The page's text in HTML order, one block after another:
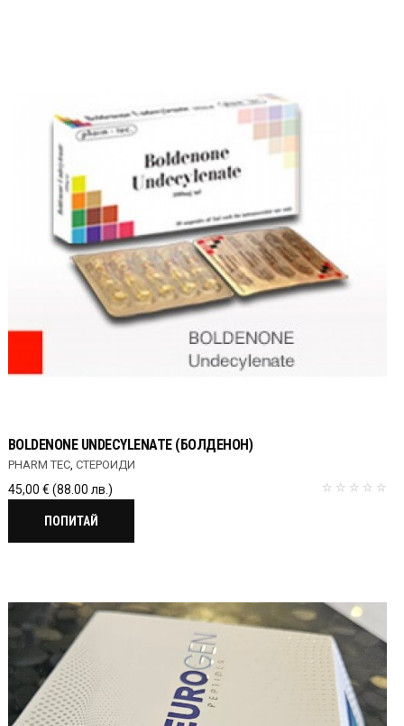
BOLDENONE UNDECYLENATE (БОЛДЕНОН)
PHARM TEC, СТЕРОИДИ
45,00 € (88.00 лв.)
ПОПИТАЙ